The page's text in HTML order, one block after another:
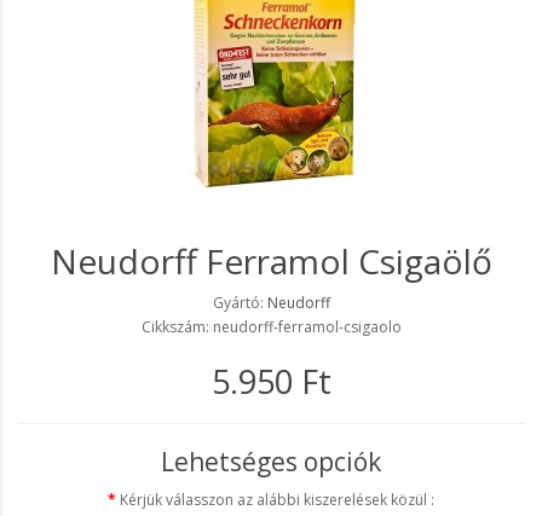
Neudorff Ferramol Csigaölő
Gyártó: Neudorff
Cikkszám: neudorff-ferramol-csigaolo
5.950 Ft
Lehetséges opciók
Kérjük válasszon az alábbi kiszerelések közül :